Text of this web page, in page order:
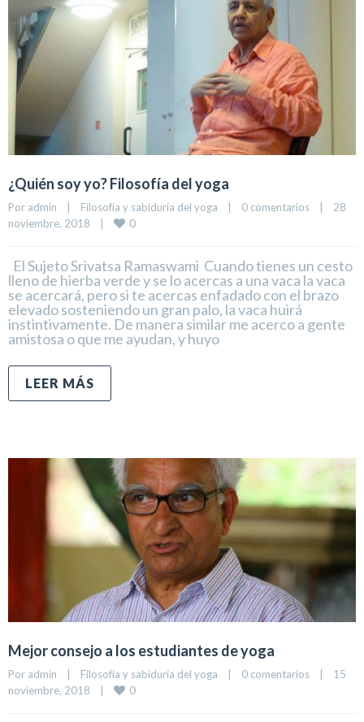
¿Quién soy yo? Filosofía del yoga
Por admin Filosofía y sabiduría del yoga 0 comentarios
28
noviembre, 2018
0
El Sujeto Srivatsa Ramaswami Cuando tienes un cesto
lleno de hierba verde y se lo acercas a una vaca la vaca
se acercará, pero si te acercas enfadado con el brazo
elevado sosteniendo un gran palo, la vaca huirá
instintivamente. De manera similar me acerco a gente
amistosa o que me ayudan, y huyo
LEER MÁS
Mejor consejo a los estudiantes de yoga
Por admin Filosofía y sabiduría del yoga 0 comentarios
15
noviembre, 2018
0